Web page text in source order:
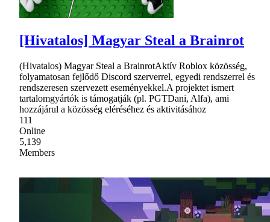
[Hivatalos] Magyar Steal a Brainrot
(Hivatalos) Magyar Steal a BrainrotAktív Roblox közösség,
folyamatosan fejlődő Discord szerverrel, egyedi rendszerrel és
rendszeresen szervezett eseményekkel.A projektet ismert
tartalomgyártók is támogatják (pl. PGTDani, Alfa), ami
hozzájárul a közösség eléréséhez és aktivitásához
111
Online
5,139
Members